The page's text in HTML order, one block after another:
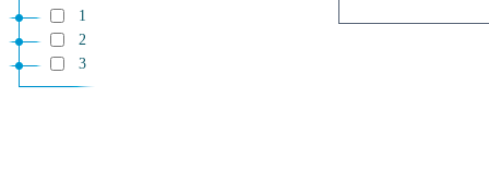
1
2
3